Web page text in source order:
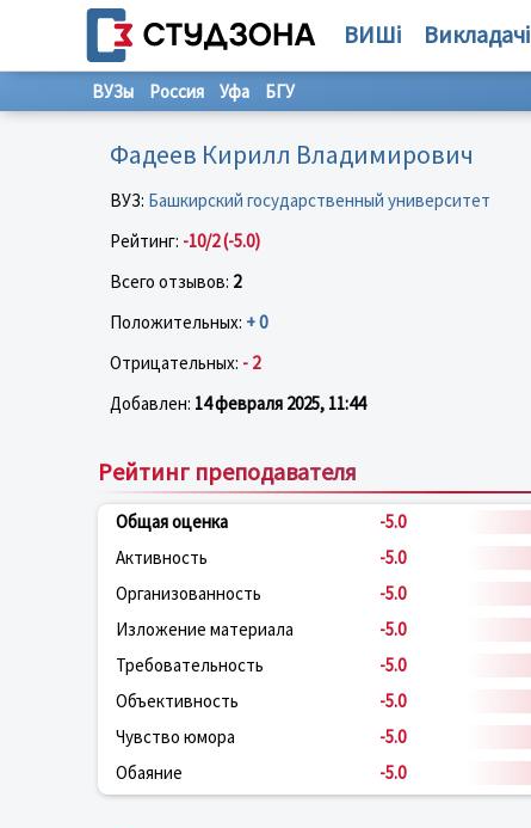
ВИШі Викладачі
ВУЗы Россия Уфа БГУ
Фадеев Кирилл Владимирович
ВУЗ: Башкирский государственный университет
Рейтинг: -10/2 (-5.0)
Всего отзывов: 2
Положительных: + 0
Отрицательных: - 2
Добавлен: 14 февраля 2025, 11:44
Рейтинг преподавателя
Общая оценка -5.0
Активность
-5.0
Организованность
-5.0
Изложение материала
-5.0
Требовательность
-5.0
Объективность
-5.0
Чувство юмора
-5.0
Обаяние
-5.0